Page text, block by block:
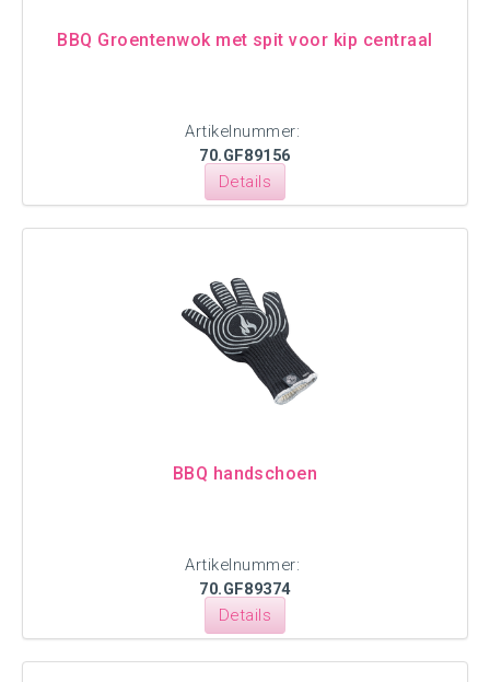
BBQ Groentenwok met spit voor kip centraal
Artikelnummer:
70.GF89156
Details
BBQ handschoen
Artikelnummer:
70.GF89374
Details